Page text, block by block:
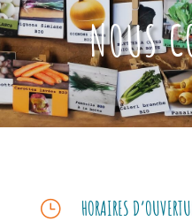
NOUS
} HORAIRES